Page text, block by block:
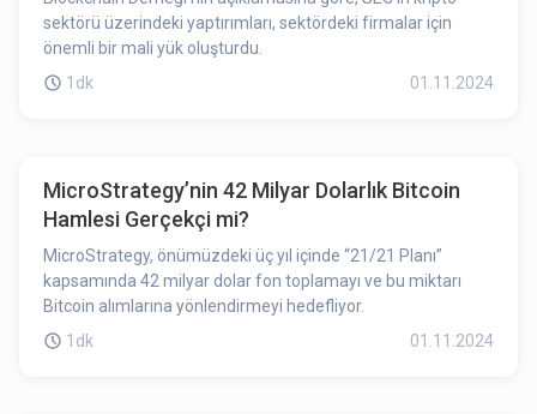
sektörü üzerindeki yaptırımları, sektördeki firmalar için
önemli bir mali yük oluşturdu.
1dk
01.11.2024
MicroStrategy’nin 42 Milyar Dolarlık Bitcoin
Hamlesi Gerçekçi mi?
MicroStrategy, önümüzdeki üç yıl içinde “21/21 Planı”
kapsamında 42 milyar dolar fon toplamayı ve bu miktarı
Bitcoin alımlarına yönlendirmeyi hedefliyor.
1dk
01.11.2024